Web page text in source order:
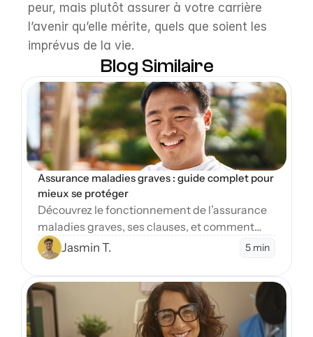
peur, mais plutôt assurer à votre carrière
l’avenir qu’elle mérite, quels que soient les
imprévus de la vie.
Blog Similaire
Blog
Assurance maladies graves : guide complet pour
mieux se protéger
Découvrez le fonctionnement de l’assurance
maladies graves, ses clauses, et comment
protéger vos finances en cas de diagnostic
sévère.
Jasmin T. 5 min
Blog